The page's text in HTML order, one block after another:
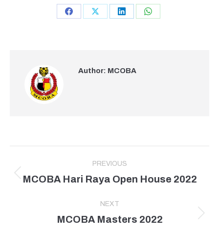
Share
Share
Share
Share
Author: MCOBA
navigation
PREVIOUS
Previous
MCOBA Hari Raya Open House 2022
NEXT
Next
MCOBA Masters 2022